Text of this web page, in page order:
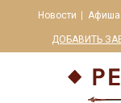
Новости Афиша
ДОБАВИТЬ